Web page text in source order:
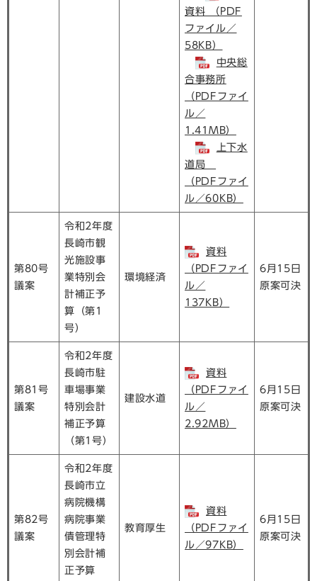
資料 （PDF
ファイル／
58KB）
中央総
合事務所
（PDFファイ
ル／
1.41MB）
上下水
道局
（PDFファイ
ル／60KB）
第80号
議案
令和2年度
長崎市観
光施設事
業特別会
計補正予
算（第1
号）
環境経済
資料
（PDFファイ
ル／
137KB）
6月15日
原案可決
第81号
議案
令和2年度
長崎市駐
車場事業
特別会計
補正予算
（第1号）
建設水道
資料
（PDFファイ
ル／
2.92MB）
6月15日
原案可決
第82号
議案
令和2年度
長崎市立
病院機構
病院事業
債管理特
別会計補
正予算
教育厚生
資料
（PDFファイ
ル／97KB）
6月15日
原案可決